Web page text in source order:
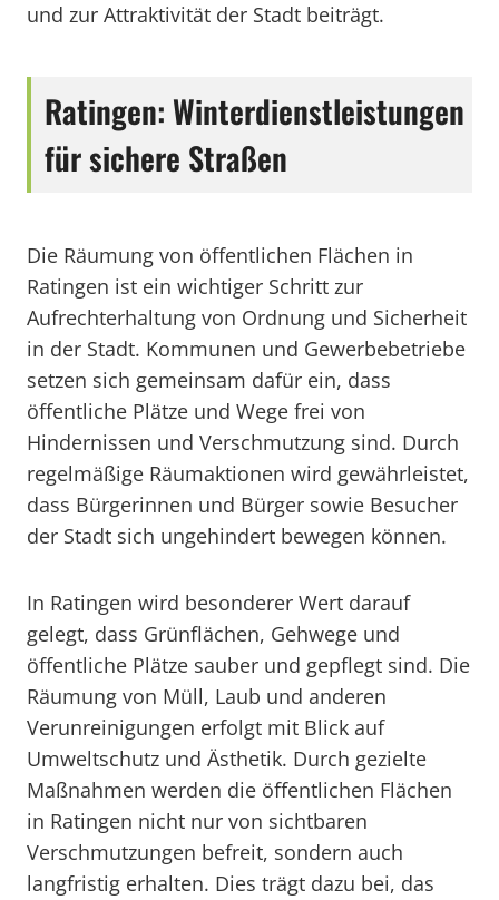
und zur Attraktivität der Stadt beiträgt.
Ratingen: Winterdienstleistungen
für sichere Straßen
Die Räumung von öffentlichen Flächen in
Ratingen ist ein wichtiger Schritt zur
Aufrechterhaltung von Ordnung und Sicherheit
in der Stadt. Kommunen und Gewerbebetriebe
setzen sich gemeinsam dafür ein, dass
öffentliche Plätze und Wege frei von
Hindernissen und Verschmutzung sind. Durch
regelmäßige Räumaktionen wird gewährleistet,
dass Bürgerinnen und Bürger sowie Besucher
der Stadt sich ungehindert bewegen können.
In Ratingen wird besonderer Wert darauf
gelegt, dass Grünflächen, Gehwege und
öffentliche Plätze sauber und gepflegt sind. Die
Räumung von Müll, Laub und anderen
Verunreinigungen erfolgt mit Blick auf
Umweltschutz und Ästhetik. Durch gezielte
Maßnahmen werden die öffentlichen Flächen
in Ratingen nicht nur von sichtbaren
Verschmutzungen befreit, sondern auch
langfristig erhalten. Dies trägt dazu bei, das